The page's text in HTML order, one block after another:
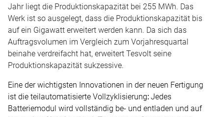
Jahr liegt die Produktionskapazität bei 255 MWh. Das
Werk ist so ausgelegt, dass die Produktionskapazität bis
auf ein Gigawatt erweitert werden kann. Da sich das
Auftragsvolumen im Vergleich zum Vorjahresquartal
beinahe verdreifacht hat, erweitert Tesvolt seine
Produktionskapazität sukzessive.
Eine der wichtigsten Innovationen in der neuen Fertigung
ist die teilautomatisierteVollzyklisierung:Jedes
Batteriemodul wird vollständig be- und entladen und auf